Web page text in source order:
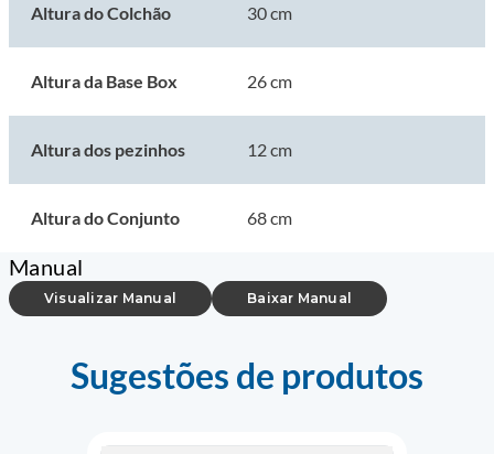
Altura do Colchão 30 cm
Altura da Base Box 26 cm
Altura dos pezinhos 12 cm
Altura do Conjunto 68 cm
Manual
Visualizar Manual Baixar Manual
Sugestões de produtos